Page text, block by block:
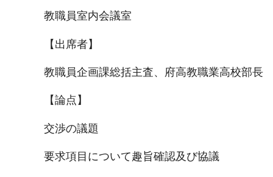
教職員室内会議室
【出席者】
教職員企画課総括主査、府高教職業高校部長
【論点】
交渉の議題
要求項目について趣旨確認及び協議